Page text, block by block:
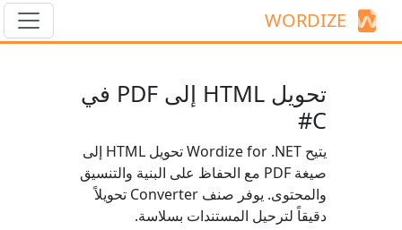
WORDIZE
تحويل HTML إلى PDF في
C#
يتيح Wordize for .NET تحويل HTML إلى
صيغة PDF مع الحفاظ على البنية والتنسيق
والمحتوى. يوفر صنف Converter تحويلاً
دقيقاً لترحيل المستندات بسلاسة.